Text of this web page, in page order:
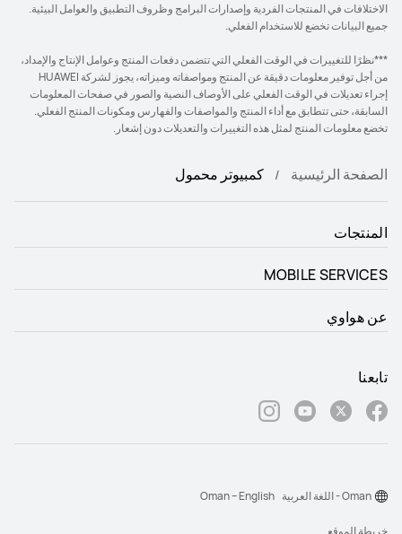
الاختلافات في المنتجات الفردية وإصدارات البرامج وظروف التطبيق والعوامل البيئية.
جميع البيانات تخضع للاستخدام الفعلي.
***نظرًا للتغييرات في الوقت الفعلي التي تتضمن دفعات المنتج وعوامل الإنتاج والإمداد،
من أجل توفير معلومات دقيقة عن المنتج ومواصفاته وميزاته، يجوز لشركة HUAWEI
إجراء تعديلات في الوقت الفعلي على الأوصاف النصية والصور في صفحات المعلومات
السابقة، حتى تتطابق مع أداء المنتج والمواصفات والفهارس ومكونات المنتج الفعلي.
تخضع معلومات المنتج لمثل هذه التغييرات والتعديلات دون إشعار.
الصفحة الرئيسية كمبيوتر محمول
المنتجات
MOBILE SERVICES
عن هواوي
تابعنا
خريطة الموقع
Oman - اللغة العربية Oman – English